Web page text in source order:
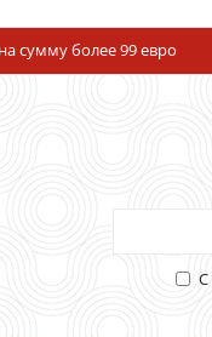
сумму более 99 евро
С